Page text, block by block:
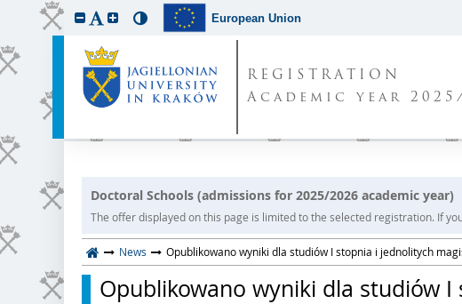
European Union
REGISTRATION
Academic year 2025/
Doctoral Schools (admissions for 2025/2026 academic year)
The offer displayed on this page is limited to the selected registration. If
News Opublikowano wyniki dla studiów I stopnia i jednolitych
Opublikowano wyniki dla studiów